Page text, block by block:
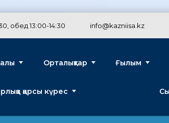
обед 13:00-14:30 info@kazniisa.kz
Орталықтар Ғылым
қарсы күрес